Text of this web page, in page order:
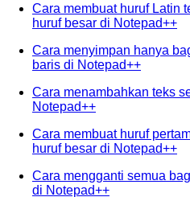
Cara membuat huruf Latin
huruf besar di Notepad++
Cara menyimpan hanya
baris di Notepad++
Cara menambahkan teks
Notepad++
Cara membuat huruf
huruf besar di Notepad++
Cara mengganti semua
di Notepad++